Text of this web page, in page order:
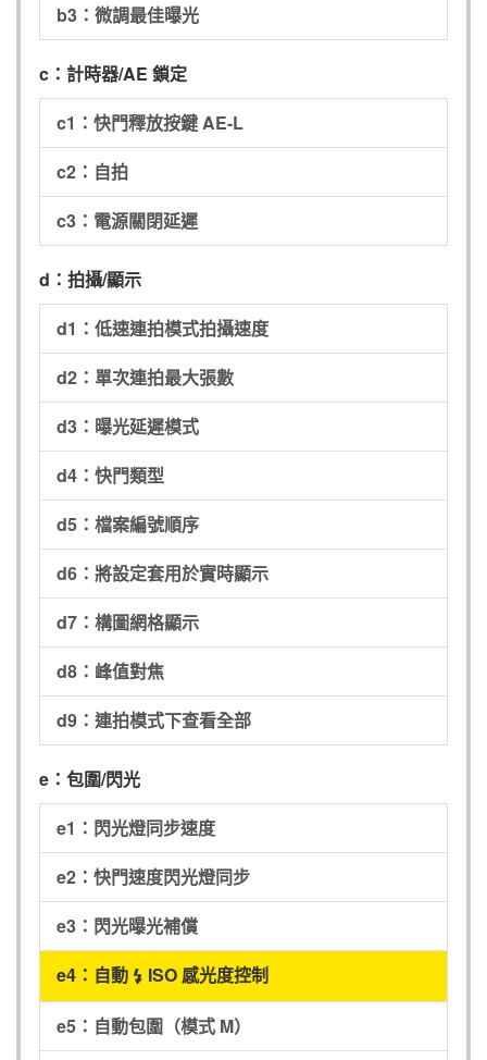
b3：微調最佳曝光
c：計時器/AE 鎖定
c1：快門釋放按鍵 AE-L
c2：自拍
c3：電源關閉延遲
d：拍攝/顯示
d1：低速連拍模式拍攝速度
d2：單次連拍最大張數
d3：曝光延遲模式
d4：快門類型
d5：檔案編號順序
d6：將設定套用於實時顯示
d7：構圖網格顯示
d8：峰值對焦
d9：連拍模式下查看全部
e：包圍/閃光
e1：閃光燈同步速度
e2：快門速度閃光燈同步
e3：閃光曝光補償
e4：自動 c ISO 感光度控制
e5：自動包圍（模式 M）